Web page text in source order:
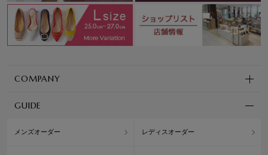
COMPANY
GUIDE
メンズオーダー レディスオーダー